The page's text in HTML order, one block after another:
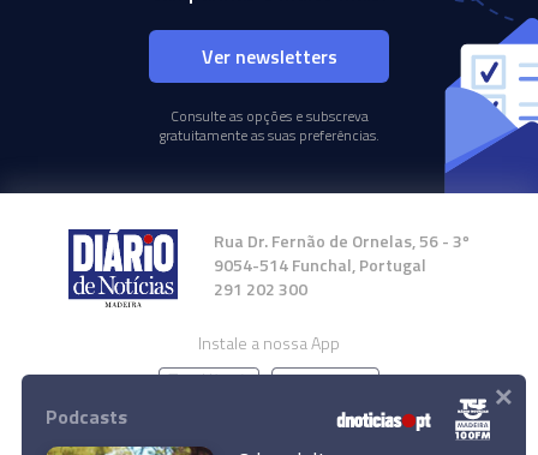
Ver newsletters
Consulte as opções e subscreva
gratuitamente as suas preferências.
Rua Dr. Fernão de Ornelas, 56 - 3º
9054-514 Funchal, Portugal
291 202 300
Instale a nossa App
Podcasts ×